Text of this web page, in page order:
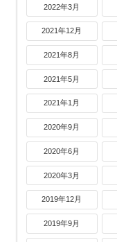
2022年3月
2021年12月
2021年8月
2021年5月
2021年1月
2020年9月
2020年6月
2020年3月
2019年12月
2019年9月